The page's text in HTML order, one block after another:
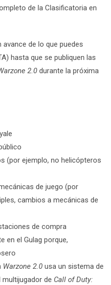
de la Clasificatoria en
de lo que puedes
hasta que se publiquen las
2.0 durante la próxima
(por ejemplo, no helicópteros
de juego (por
cambios a mecánicas de
de compra
en el Gulag porque,
Warzone 2.0 usa un sistema de
de Call of Duty: